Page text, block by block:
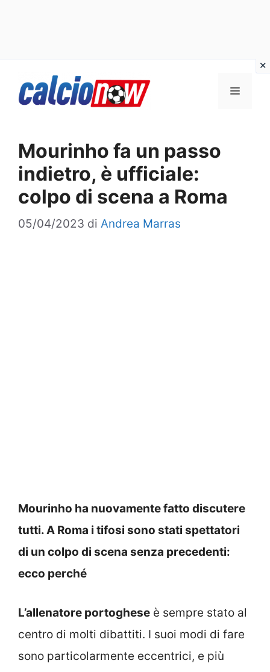
Menu
Mourinho fa un passo
indietro, è ufficiale:
colpo di scena a Roma
05/04/2023 di Andrea Marras
Mourinho ha nuovamente fatto discutere
tutti. A Roma i tifosi sono stati spettatori
di un colpo di scena senza precedenti:
ecco perché
L’allenatore portoghese è sempre stato al
centro di molti dibattiti. I suoi modi di fare
sono particolarmente eccentrici, e più